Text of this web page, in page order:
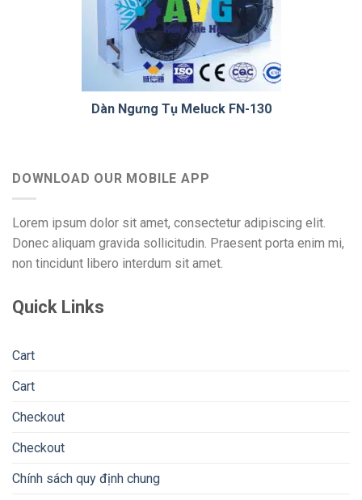
Dàn Ngưng Tụ Meluck FN-130
DOWNLOAD OUR MOBILE APP
Lorem ipsum dolor sit amet, consectetur adipiscing elit.
Donec aliquam gravida sollicitudin. Praesent porta enim mi,
non tincidunt libero interdum sit amet.
Quick Links
Cart
Cart
Checkout
Checkout
Chính sách quy định chung